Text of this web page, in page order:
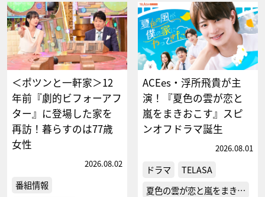
＜ポツンと一軒家＞12
年前『劇的ビフォーアフ
ター』に登場した家を
再訪！暮らすのは77歳
女性
2026.08.02
番組情報
ACEes・浮所飛貴が主
演！『夏色の雲が恋と
嵐をまきおこす』スピ
ンオフドラマ誕生
2026.08.01
ドラマ
TELASA
夏色の雲が恋と嵐をまき…